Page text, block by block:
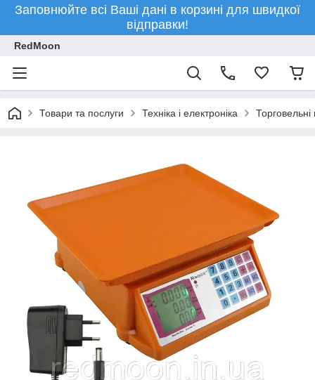
Заповнюйте всі Ваші дані в корзині для швидкої
відправки!
RedMoon
Товари та послуги Техніка і електроніка Торговельні